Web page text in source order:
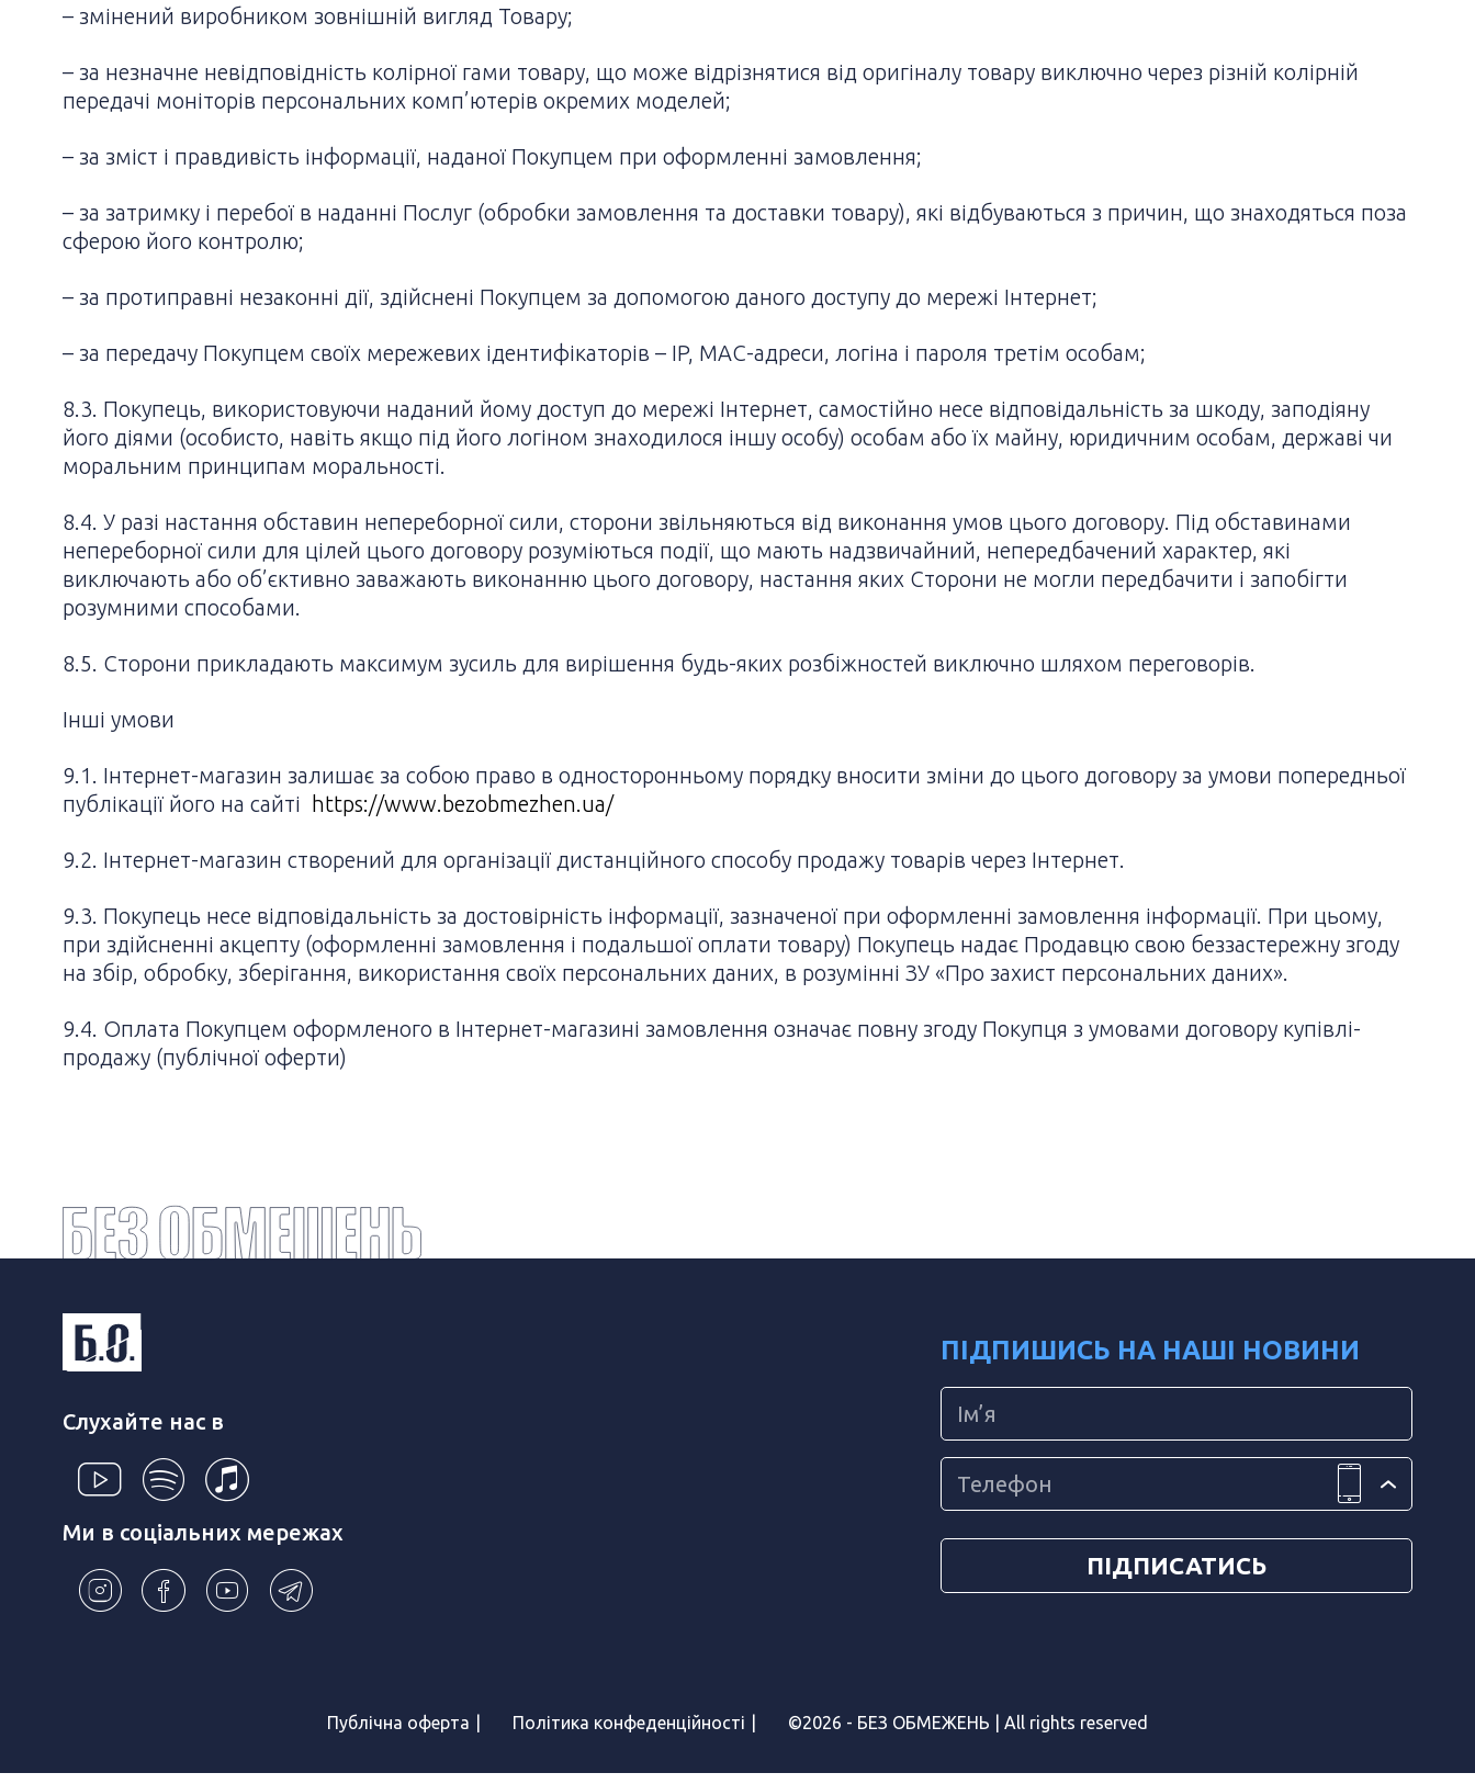
– змінений виробником зовнішній вигляд Товару;
– за незначне невідповідність колірної гами товару, що може відрізнятися від оригіналу товару виключно через різній колірній
передачі моніторів персональних комп’ютерів окремих моделей;
– за зміст і правдивість інформації, наданої Покупцем при оформленні замовлення;
– за затримку і перебої в наданні Послуг (обробки замовлення та доставки товару), які відбуваються з причин, що знаходяться поза
сферою його контролю;
– за протиправні незаконні дії, здійснені Покупцем за допомогою даного доступу до мережі Інтернет;
– за передачу Покупцем своїх мережевих ідентифікаторів – IP, MAC-адреси, логіна і пароля третім особам;
8.3. Покупець, використовуючи наданий йому доступ до мережі Інтернет, самостійно несе відповідальність за шкоду, заподіяну
його діями (особисто, навіть якщо під його логіном знаходилося іншу особу) особам або їх майну, юридичним особам, державі чи
моральним принципам моральності.
8.4. У разі настання обставин непереборної сили, сторони звільняються від виконання умов цього договору. Під обставинами
непереборної сили для цілей цього договору розуміються події, що мають надзвичайний, непередбачений характер, які
виключають або об’єктивно заважають виконанню цього договору, настання яких Сторони не могли передбачити і запобігти
розумними способами.
8.5. Сторони прикладають максимум зусиль для вирішення будь-яких розбіжностей виключно шляхом переговорів.
Інші умови
9.1. Інтернет-магазин залишає за собою право в односторонньому порядку вносити зміни до цього договору за умови попередньої
публікації його на сайті
https://www.bezobmezhen.ua/
9.2. Інтернет-магазин створений для організації дистанційного способу продажу товарів через Інтернет.
9.3. Покупець несе відповідальність за достовірність інформації, зазначеної при оформленні замовлення інформації. При цьому,
при здійсненні акцепту (оформленні замовлення і подальшої оплати товару) Покупець надає Продавцю свою беззастережну згоду
на збір, обробку, зберігання, використання своїх персональних даних, в розумінні ЗУ «Про захист персональних даних».
9.4. Оплата Покупцем оформленого в Інтернет-магазині замовлення означає повну згоду Покупця з умовами договору купівлі-
продажу (публічної оферти)
Слухайте нас в
Ми в соціальних мережах
ПІДПИШИСЬ НА НАШІ НОВИНИ
Публічна оферта Політика конфеденційності ©2026 - БЕЗ ОБМЕЖЕНЬ | All rights reserved